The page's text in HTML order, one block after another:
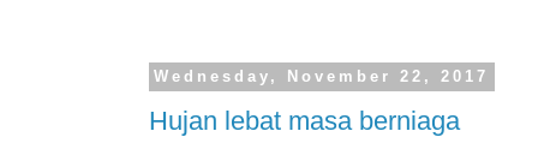
Wednesday, November 22, 2017
Hujan lebat masa berniaga